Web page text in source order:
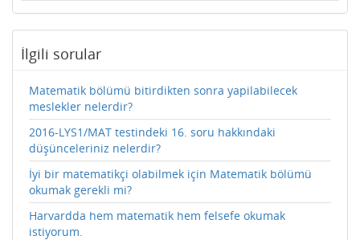
İlgili sorular
Matematik bölümü bitirdikten sonra yapilabilecek
meslekler nelerdir?
2016-LYS1/MAT testindeki 16. soru hakkındaki
düşünceleriniz nelerdir?
İyi bir matematikçi olabilmek için Matematik bölümü
okumak gerekli mi?
Harvardda hem matematik hem felsefe okumak
istiyorum.